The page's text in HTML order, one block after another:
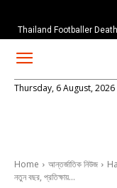
Thailand Footballer Death:
Thursday, 6 August, 2026
Home আন্তর্জাতিক নিউজ
নতুন বছর, প্রতিক্ষায়...